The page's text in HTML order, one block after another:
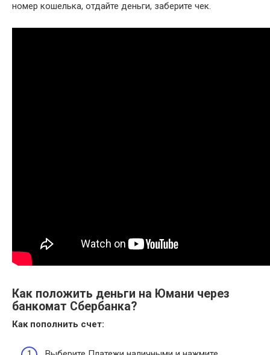
номер кошелька, отдайте деньги, заберите чек.
Как положить деньги на Юмани через
банкомат Сбербанка?
Как пополнить счет: